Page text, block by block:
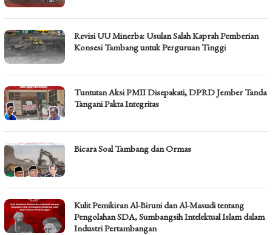
Revisi UU Minerba: Usulan Salah Kaprah Pemberian
Konsesi Tambang untuk Perguruan Tinggi
Tuntutan Aksi PMII Disepakati, DPRD Jember Tanda
Tangani Pakta Integritas
Bicara Soal Tambang dan Ormas
Kulit Pemikiran Al-Biruni dan Al-Masudi tentang
Pengolahan SDA, Sumbangsih Intelektual Islam dalam
Industri Pertambangan